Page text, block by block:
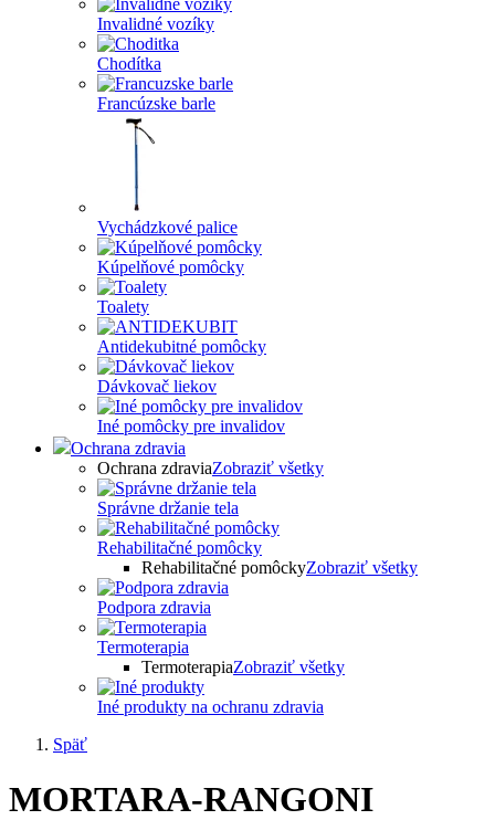
Invalidné vozíky
Chodítka
Francúzske barle
Vychádzkové palice
Kúpelňové pomôcky
Toalety
Antidekubitné pomôcky
Dávkovač liekov
Iné pomôcky pre invalidov
Ochrana zdravia
Ochrana zdraviaZobraziť všetky
Správne držanie tela
Rehabilitačné pomôcky
Rehabilitačné pomôckyZobraziť všetky
Podpora zdravia
Termoterapia
TermoterapiaZobraziť všetky
Iné produkty na ochranu zdravia
Späť
MORTARA-RANGONI